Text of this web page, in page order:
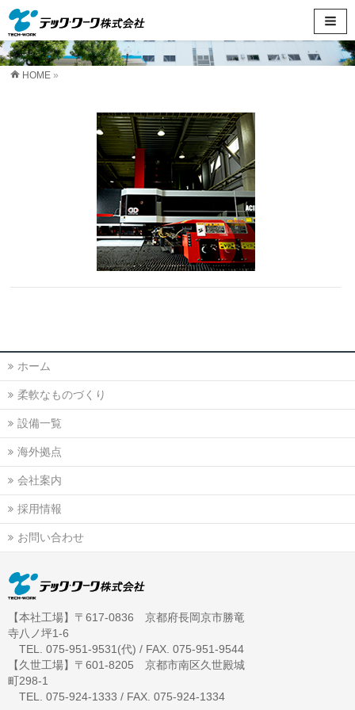
HOME »
ホーム
柔軟なものづくり
設備一覧
海外拠点
会社案内
採用情報
お問い合わせ
【本社工場】〒617-0836 京都府長岡京市勝竜
寺八ノ坪1-6
TEL. 075-951-9531(代) / FAX. 075-951-9544
【久世工場】〒601-8205 京都市南区久世殿城
町298-1
TEL. 075-924-1333 / FAX. 075-924-1334